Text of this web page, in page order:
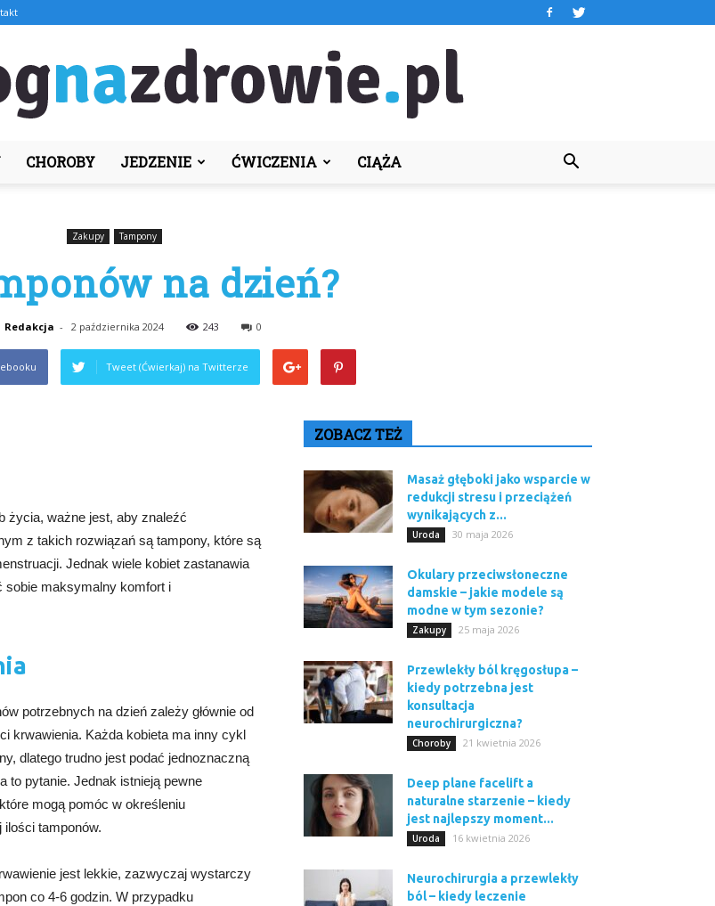
CHOROBY JEDZENIE ĆWICZENIA CIĄŻA
Zakupy Tampony
na dzień?
Redakcja - 2 października 2024 243 0
Tweet (Ćwierkaj) na Twitterze
życia, ważne jest, aby znaleźć
z takich rozwiązań są tampony, które są
Jednak wiele kobiet zastanawia
sobie maksymalny komfort i
potrzebnych na dzień zależy głównie od
krwawienia. Każda kobieta ma inny cykl
dlatego trudno jest podać jednoznaczną
to pytanie. Jednak istnieją pewne
mogą pomóc w określeniu
ilości tamponów.
jest lekkie, zazwyczaj wystarczy
co 4-6 godzin. W przypadku
ZOBACZ TEŻ
Masaż głęboki jako wsparcie w
redukcji stresu i przeciążeń
wynikających z...
Uroda 30 maja 2026
Okulary przeciwsłoneczne
damskie – jakie modele są
modne w tym sezonie?
Zakupy 25 maja 2026
Przewlekły ból kręgosłupa –
kiedy potrzebna jest
konsultacja
neurochirurgiczna?
Choroby 21 kwietnia 2026
Deep plane facelift a
naturalne starzenie – kiedy
jest najlepszy moment...
Uroda 16 kwietnia 2026
Neurochirurgia a przewlekły
ból – kiedy leczenie